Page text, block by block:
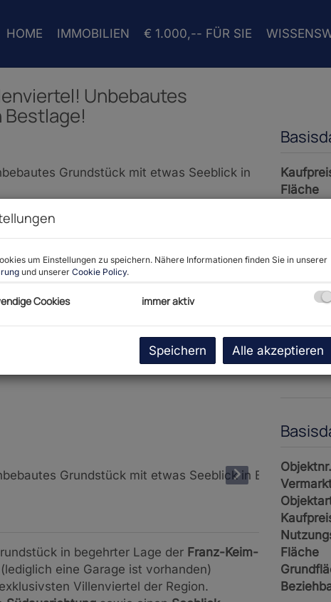
HOME IMMOBILIEN € 1.000,-- FÜR SIE
Unbebautes
in begehrter Lage der Franz-Keim-
eine Garage ist vorhanden)
Villenviertel der Region.
Fläche
Objektnr.
Fläche
um Einstellungen zu speichern. Nähere Informationen finden Sie in unserer
und unserer Cookie Policy.
Cookies immer aktiv
Speichern Alle akzeptieren